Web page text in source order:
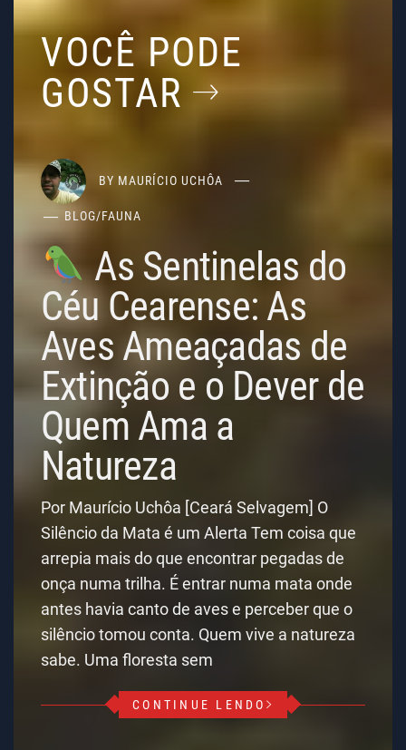
VOCÊ PODE
GOSTAR
BY MAURÍCIO UCHÔA
BLOG/FAUNA
As Sentinelas do
Céu Cearense: As
Aves Ameaçadas de
Extinção e o Dever de
Quem Ama a
Natureza
Por Maurício Uchôa [Ceará Selvagem] O
Silêncio da Mata é um Alerta Tem coisa que
arrepia mais do que encontrar pegadas de
onça numa trilha. É entrar numa mata onde
antes havia canto de aves e perceber que o
silêncio tomou conta. Quem vive a natureza
sabe. Uma floresta sem
CONTINUE LENDO